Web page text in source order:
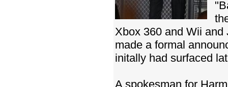
Xbox 360 and Wii
made a formal
initally had surfaced
A spokesman for